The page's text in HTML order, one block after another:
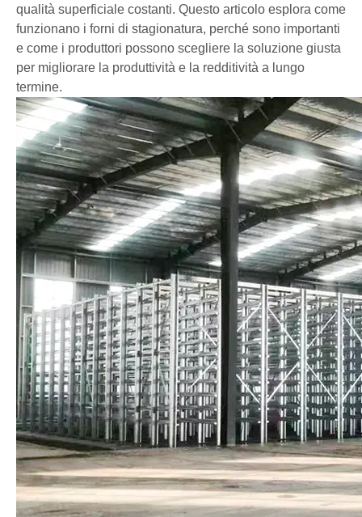
qualità superficiale costanti. Questo articolo esplora come
funzionano i forni di stagionatura, perché sono importanti
e come i produttori possono scegliere la soluzione giusta
per migliorare la produttività e la redditività a lungo
termine.